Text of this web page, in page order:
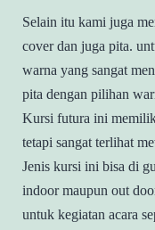
Selain itu kami juga
cover dan juga pita.
warna yang sangat
pita dengan pilihan
Kursi futura ini
tetapi sangat terlihat
Jenis kursi ini bisa di
indoor maupun out
untuk kegiatan acara